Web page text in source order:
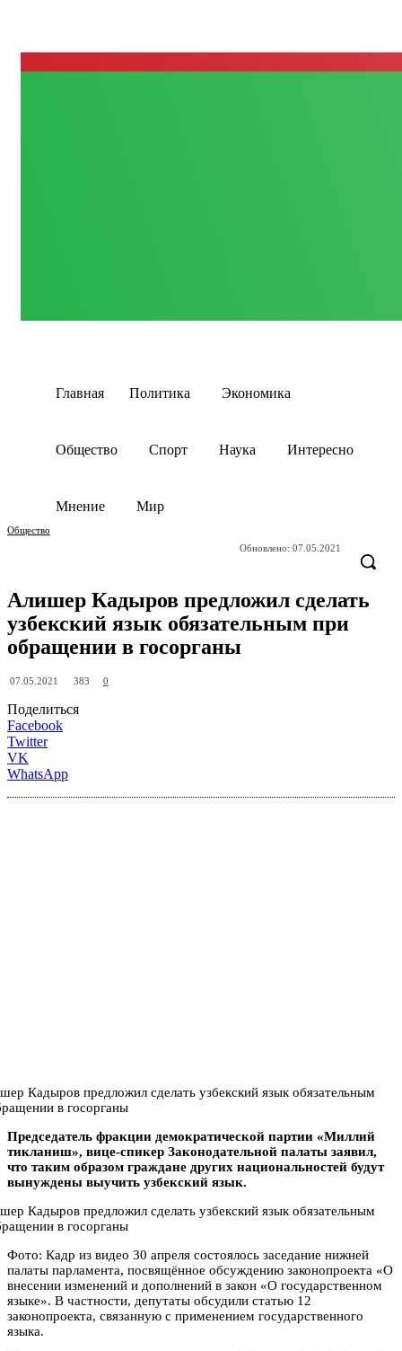
Главная Политика Экономика
Общество Спорт Наука Интересно
Мнение Мир
Общество
Обновлено: 07.05.2021
Алишер Кадыров предложил сделать
узбекский язык обязательным при
обращении в госорганы
07.05.2021 383 0
Поделиться
Facebook
Twitter
VK
WhatsApp
Председатель фракции демократической партии «Миллий
тикланиш», вице-спикер Законодательной палаты заявил,
что таким образом граждане других национальностей будут
вынуждены выучить узбекский язык.
Фото: Кадр из видео 30 апреля состоялось заседание нижней
палаты парламента, посвящённое обсуждению законопроекта «О
внесении изменений и дополнений в закон «О государственном
языке». В частности, депутаты обсудили статью 12
законопроекта, связанную с применением государственного
языка.